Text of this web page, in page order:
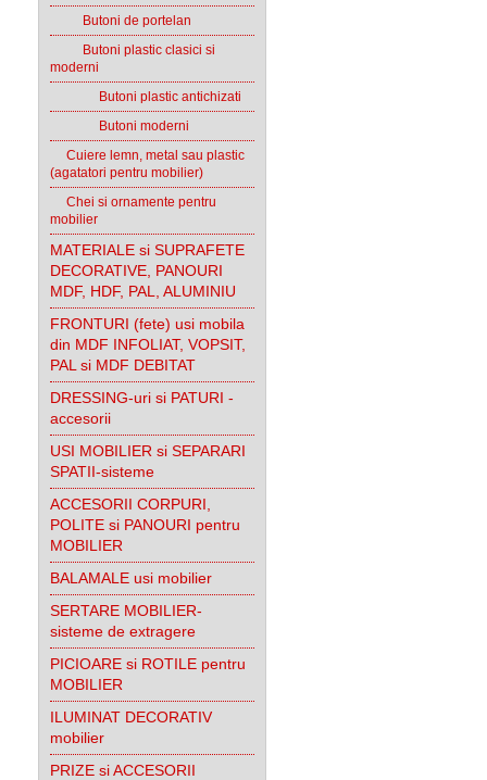
Butoni de portelan
Butoni plastic clasici si
moderni
Butoni plastic antichizati
Butoni moderni
Cuiere lemn, metal sau plastic
(agatatori pentru mobilier)
Chei si ornamente pentru
mobilier
MATERIALE si SUPRAFETE
DECORATIVE, PANOURI
MDF, HDF, PAL, ALUMINIU
FRONTURI (fete) usi mobila
din MDF INFOLIAT, VOPSIT,
PAL si MDF DEBITAT
DRESSING-uri si PATURI -
accesorii
USI MOBILIER si SEPARARI
SPATII-sisteme
ACCESORII CORPURI,
POLITE si PANOURI pentru
MOBILIER
BALAMALE usi mobilier
SERTARE MOBILIER-
sisteme de extragere
PICIOARE si ROTILE pentru
MOBILIER
ILUMINAT DECORATIV
mobilier
PRIZE si ACCESORII